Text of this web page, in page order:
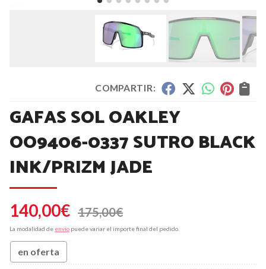
COMPARTIR:
GAFAS SOL OAKLEY
OO9406-0337 SUTRO BLACK
INK/PRIZM JADE
140,00€ 175,00€
La modalidad de envío puede variar el importe final del pedido.
en oferta